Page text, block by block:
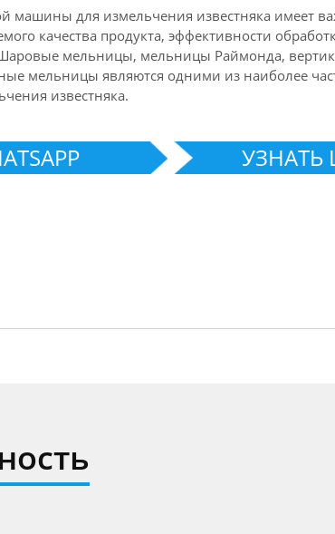
машины для измельчения известняка имеет
качества продукта, эффективности
мельницы, мельницы Раймонда,
мельницы являются одними из наиболее
известняка.
УЗНАТЬ